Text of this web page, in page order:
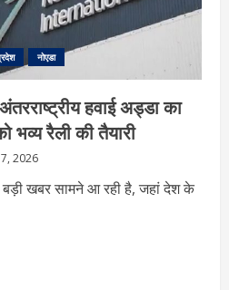
नोएडा
हवाई अड्डा का
भव्य रैली की तैयारी
2026
बड़ी खबर सामने आ रही है, जहां देश के